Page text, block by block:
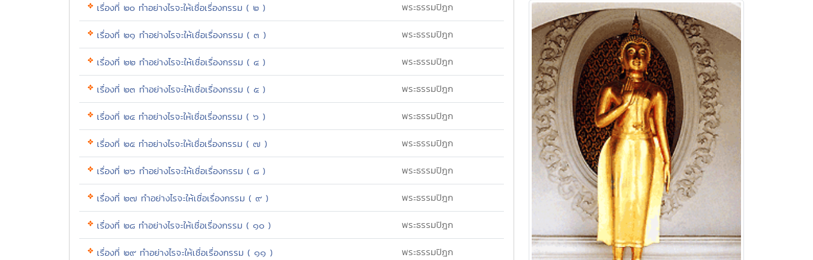
เรื่องที่ ๒๐ ทำอย่างไรจะให้เชื่อเรื่องกรรม ( ๒ ) พระธรรมปิฎก
เรื่องที่ ๒๑ ทำอย่างไรจะให้เชื่อเรื่องกรรม ( ๓ ) พระธรรมปิฎก
เรื่องที่ ๒๒ ทำอย่างไรจะให้เชื่อเรื่องกรรม ( ๔ ) พระธรรมปิฎก
เรื่องที่ ๒๓ ทำอย่างไรจะให้เชื่อเรื่องกรรม ( ๕ ) พระธรรมปิฎก
เรื่องที่ ๒๔ ทำอย่างไรจะให้เชื่อเรื่องกรรม ( ๖ ) พระธรรมปิฎก
เรื่องที่ ๒๕ ทำอย่างไรจะให้เชื่อเรื่องกรรม ( ๗ ) พระธรรมปิฎก
เรื่องที่ ๒๖ ทำอย่างไรจะให้เชื่อเรื่องกรรม ( ๘ ) พระธรรมปิฎก
เรื่องที่ ๒๗ ทำอย่างไรจะให้เชื่อเรื่องกรรม ( ๙ ) พระธรรมปิฎก
เรื่องที่ ๒๘ ทำอย่างไรจะให้เชื่อเรื่องกรรม ( ๑๐ ) พระธรรมปิฎก
เรื่องที่ ๒๙ ทำอย่างไรจะให้เชื่อเรื่องกรรม ( ๑๑ ) พระธรรมปิฎก